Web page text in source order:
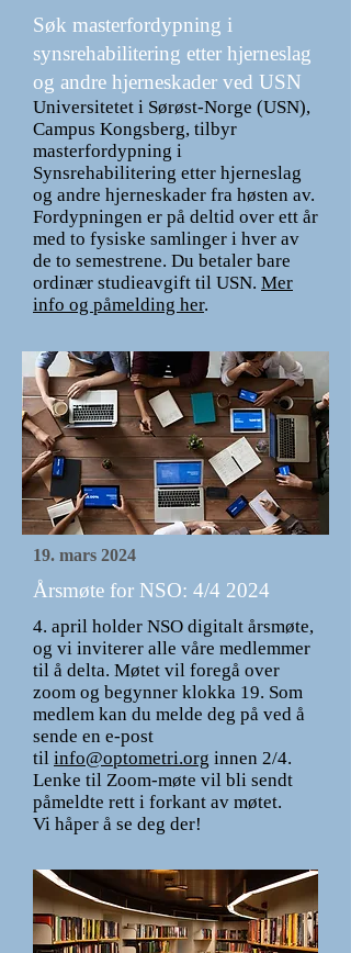
Søk masterfordypning i
synsrehabilitering etter hjerneslag
og andre hjerneskader ved USN
Universitetet i Sørøst-Norge (USN),
Campus Kongsberg, tilbyr
masterfordypning i
Synsrehabilitering etter hjerneslag
og andre hjerneskader fra høsten av.
Fordypningen er på deltid over ett år
med to fysiske samlinger i hver av
de to semestrene. Du betaler bare
ordinær studieavgift til USN. Mer
info og påmelding her.
19. mars 2024
Årsmøte for NSO: 4/4 2024
4. april holder NSO digitalt årsmøte,
og vi inviterer alle våre medlemmer
til å delta. Møtet vil foregå over
zoom og begynner klokka 19. Som
medlem kan du melde deg på ved å
sende en e-post
til info@optometri.org innen 2/4.
Lenke til Zoom-møte vil bli sendt
påmeldte rett i forkant av møtet.
Vi håper å se deg der!